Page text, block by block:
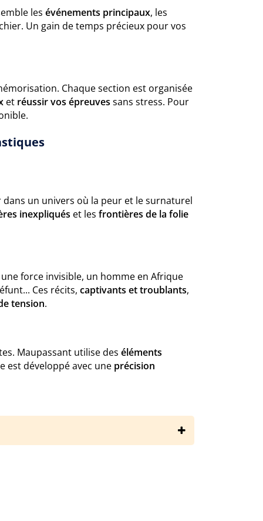
les événements principaux, les
Un gain de temps précieux pour vos
Chaque section est organisée
et réussir vos épreuves sans stress. Pour
un univers où la peur et le surnaturel
inexpliqués et les frontières de la folie
force invisible, un homme en Afrique
Ces récits, captivants et troublants,
tension.
Maupassant utilise des éléments
est développé avec une précision
contes-fantastiques/resume